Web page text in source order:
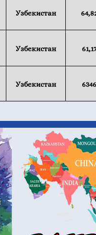
Узбекистан
Узбекистан
Узбекистан